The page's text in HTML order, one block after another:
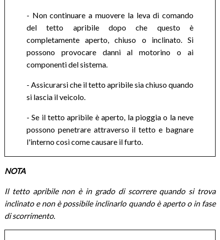
- Non continuare a muovere la leva di comando
del tetto apribile dopo che questo è
completamente aperto, chiuso o inclinato. Si
possono provocare danni al motorino o ai
componenti del sistema.
- Assicurarsi che il tetto apribile sia chiuso quando
si lascia il veicolo.
- Se il tetto apribile è aperto, la pioggia o la neve
possono penetrare attraverso il tetto e bagnare
l'interno così come causare il furto.
NOTA
Il tetto apribile non è in grado di scorrere quando si trova
inclinato e non è possibile inclinarlo quando è aperto o in fase
di scorrimento.